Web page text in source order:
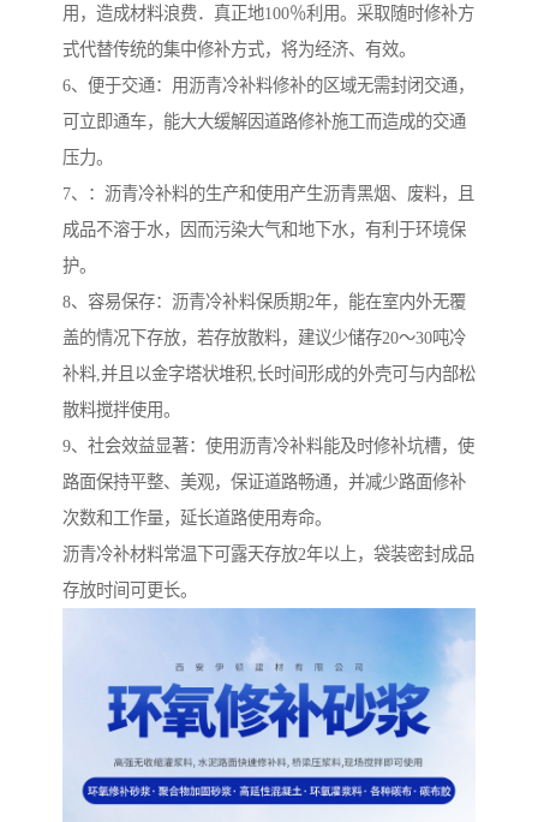
用，造成材料浪费．真正地100％利用。采取随时修补方
式代替传统的集中修补方式，将为经济、有效。
6、便于交通：用沥青冷补料修补的区域无需封闭交通，
可立即通车，能大大缓解因道路修补施工而造成的交通
压力。
7、：沥青冷补料的生产和使用产生沥青黑烟、废料，且
成品不溶于水，因而污染大气和地下水，有利于环境保
护。
8、容易保存：沥青冷补料保质期2年，能在室内外无覆
盖的情况下存放，若存放散料，建议少储存20～30吨冷
补料,并且以金字塔状堆积,长时间形成的外壳可与内部松
散料搅拌使用。
9、社会效益显著：使用沥青冷补料能及时修补坑槽，使
路面保持平整、美观，保证道路畅通，并减少路面修补
次数和工作量，延长道路使用寿命。
沥青冷补材料常温下可露天存放2年以上，袋装密封成品
存放时间可更长。